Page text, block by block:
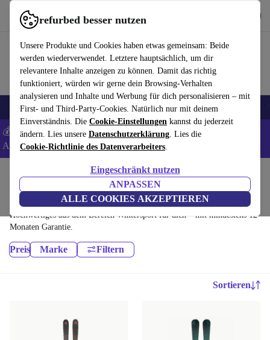
refurbed besser nutzen
Unsere Produkte und Cookies haben etwas gemeinsam: Beide
werden wiederverwendet. Letztere hauptsächlich, um dir
relevantere Inhalte anzeigen zu können. Damit das richtig
funktioniert, würden wir gerne dein Browsing-Verhalten
analysieren und Inhalte und Werbung für dich personalisieren – mit
First- und Third-Party-Cookies. Natürlich nur mit deinem
Einverständnis. Die Cookie-Einstellungen kannst du jederzeit
ändern. Lies unsere Datenschutzerklärung. Lies die
Cookie-Richtlinie des Datenverarbeiters.
Eingeschränkt nutzen
ANPASSEN
ALLE COOKIES AKZEPTIEREN
refurbed schnell und einfach nutzen
🎒 Back to school Elektronik Haushalt Küche Sport
💰 Extra -5% auf Samsung- und Google-Smartphones - Code:
ANDROID5 -AGB
Wintersport:
Hochwertiges aus dem Bereich Wintersport für dich – mit mindestens 12
Monaten Garantie.
Preis Marke Filtern
Sortieren